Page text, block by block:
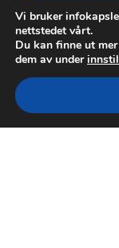
Vi bruker
nettstedet vårt.
Du kan finne ut
dem av under